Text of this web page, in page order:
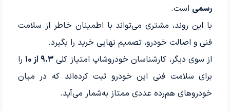
رسمی است.
با این روند، مشتری می‌تواند با اطمینان خاطر از سلامت
فنی و اصالت خودرو، تصمیم نهایی خرید را بگیرد.
از سوی دیگر، کارشناسان خودروشاپ امتیاز کلی۹.۳ از ۱۰
را
برای سلامت فنی این خودرو ثبت کرده‌اند که در میان
خودروهای هم‌رده عددی ممتاز به‌شمار می‌آید.